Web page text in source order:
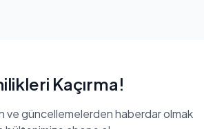
Kaçırma!
ve güncellemelerden haberdar olmak